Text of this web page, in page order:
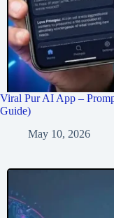
Viral Pur AI App –
Guide)
May 10, 2026